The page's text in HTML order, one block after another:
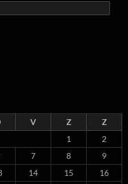
V Z
Z
1
2
7 8
9
14 15
16